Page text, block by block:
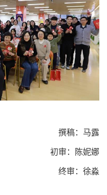
撰稿：马露
初审：陈妮娜
终审：徐淼